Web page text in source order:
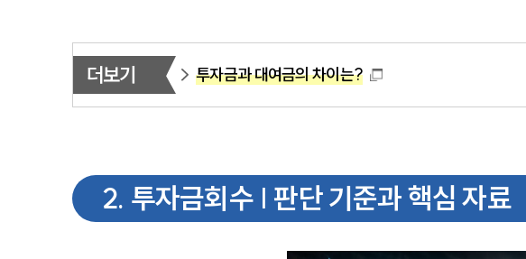
더보기 투자금과 대여금의 차이는?
2. 투자금회수 | 판단 기준과 핵심 자료